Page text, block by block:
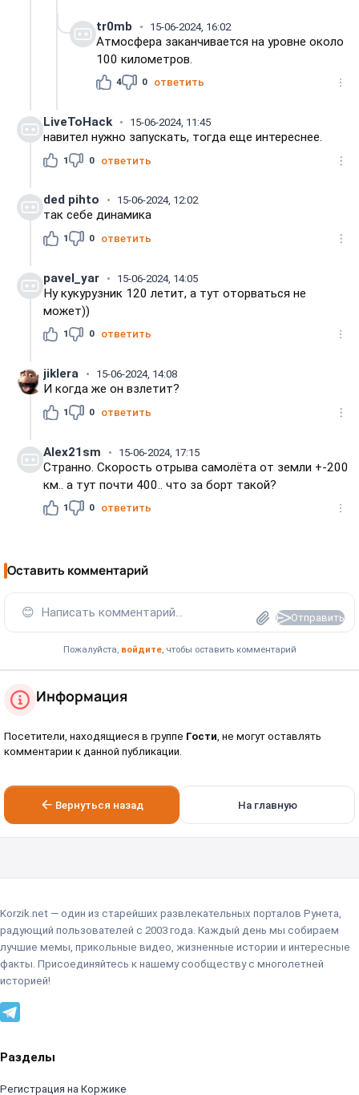
tr0mb 15-06-2024, 16:02
Атмосфера заканчивается на уровне около
100 километров.
4 0 ответить
LiveToHack 15-06-2024, 11:45
навител нужно запускать, тогда еще интереснее.
1 0 ответить
ded pihto 15-06-2024, 12:02
так себе динамика
1 0 ответить
pavel_yar 15-06-2024, 14:05
Ну кукурузник 120 летит, а тут оторваться не
может))
1 0 ответить
jiklera 15-06-2024, 14:08
И когда же он взлетит?
1 0 ответить
Alex21sm 15-06-2024, 17:15
Странно. Скорость отрыва самолёта от земли +-200
км.. а тут почти 400.. что за борт такой?
1 0 ответить
Оставить комментарий
😊 Написать комментарий... Отправить
Пожалуйста, войдите, чтобы оставить комментарий
Информация
Посетители, находящиеся в группе Гости, не могут оставлять
комментарии к данной публикации.
Вернуться назад На главную
Korzik.net — один из старейших развлекательных порталов Рунета,
радующий пользователей с 2003 года. Каждый день мы собираем
лучшие мемы, прикольные видео, жизненные истории и интересные
факты. Присоединяйтесь к нашему сообществу с многолетней
историей!
Разделы
Регистрация на Коржике